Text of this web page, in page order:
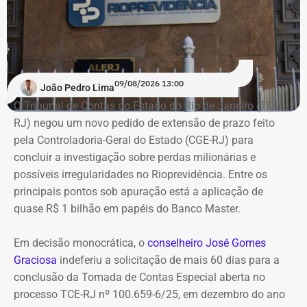
Erro no sistema do TSE aumenta patrimônio de André Ceciliano – Foto:
Reprodução
João Pedro Lima09/08/2026 13:00
O Tribunal de Contas do Estado do Rio de Janeiro (TCE-
RJ) negou um novo pedido de extensão de prazo feito
pela Controladoria-Geral do Estado (CGE-RJ) para
concluir a investigação sobre perdas milionárias e
possíveis irregularidades no Rioprevidência. Entre os
principais pontos sob apuração está a aplicação de
quase R$ 1 bilhão em papéis do Banco Master.
Em decisão monocrática, o conselheiro José Gomes
Graciosa indeferiu a solicitação de mais 60 dias para a
conclusão da Tomada de Contas Especial aberta no
processo TCE-RJ nº 100.659-6/25, em dezembro do ano